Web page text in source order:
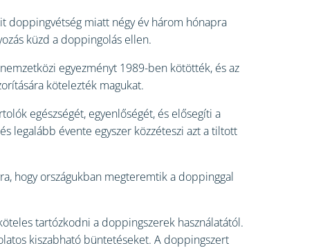
doppingvétség miatt négy év három hónapra
küzd a doppingolás ellen.
egyezményt 1989-ben kötötték, és az
kötelezték magukat.
egészségét, egyenlőségét, és elősegíti a
legalább évente egyszer közzéteszi azt a tiltott
hogy országukban megteremtik a doppinggal
tartózkodni a doppingszerek használatától.
kiszabható büntetéseket. A doppingszert